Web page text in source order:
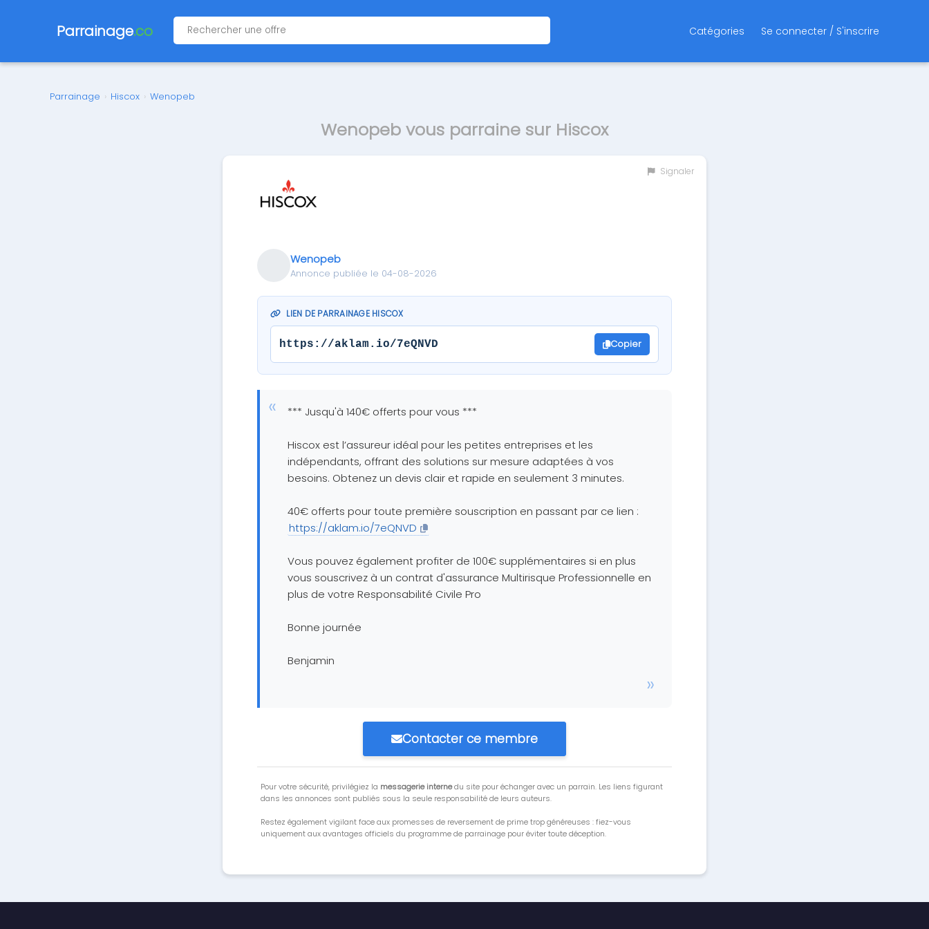
Parrainage.co Catégories Se connecter / S'inscrire
Parrainage › Hiscox › Wenopeb
Wenopeb vous parraine sur Hiscox
Signaler
Wenopeb
Annonce publiée le 04-08-2026
LIEN DE PARRAINAGE HISCOX
https://aklam.io/7eQNVD Copier
*** Jusqu'à 140€ offerts pour vous ***
Hiscox est l’assureur idéal pour les petites entreprises et les
indépendants, offrant des solutions sur mesure adaptées à vos
besoins. Obtenez un devis clair et rapide en seulement 3 minutes.
40€ offerts pour toute première souscription en passant par ce lien :
https://aklam.io/7eQNVD
Vous pouvez également profiter de 100€ supplémentaires si en plus
vous souscrivez à un contrat d'assurance Multirisque Professionnelle en
plus de votre Responsabilité Civile Pro
Bonne journée
Benjamin
Contacter ce membre
Pour votre sécurité, privilégiez la messagerie internedu site pour échanger avec un parrain. Les liens figurant
dans les annonces sont publiés sous la seule responsabilité de leurs auteurs.
Restez également vigilant face aux promesses de reversement de prime trop généreuses : fiez-vous
uniquement aux avantages officiels du programme de parrainage pour éviter toute déception.